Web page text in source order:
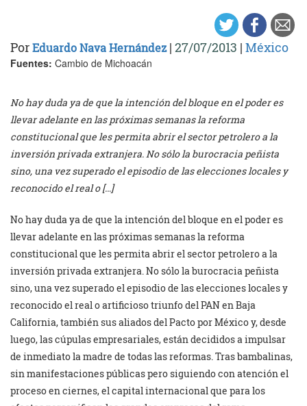
PorEduardo Nava Hernández| 27/07/2013 | México
Fuentes: Cambio de Michoacán
No hay duda ya de que la intención del bloque en el poder es
llevar adelante en las próximas semanas la reforma
constitucional que les permita abrir el sector petrolero a la
inversión privada extranjera. No sólo la burocracia peñista
sino, una vez superado el episodio de las elecciones locales y
reconocido el real o […]
No hay duda ya de que la intención del bloque en el poder es
llevar adelante en las próximas semanas la reforma
constitucional que les permita abrir el sector petrolero a la
inversión privada extranjera. No sólo la burocracia peñista
sino, una vez superado el episodio de las elecciones locales y
reconocido el real o artificioso triunfo del PAN en Baja
California, también sus aliados del Pacto por México y, desde
luego, las cúpulas empresariales, están decididos a impulsar
de inmediato la madre de todas las reformas. Tras bambalinas,
sin manifestaciones públicas pero siguiendo con atención el
proceso en ciernes, el capital internacional que para los